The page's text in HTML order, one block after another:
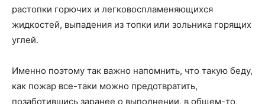
растопки горючих и легковоспламеняющихся
жидкостей, выпадения из топки или зольника горящих
углей.
Именно поэтому так важно напомнить, что такую беду,
как пожар все-таки можно предотвратить,
позаботившись заранее о выполнении, в общем-то,